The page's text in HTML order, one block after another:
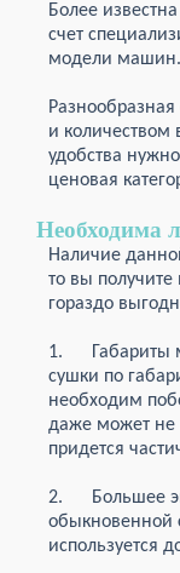
Более
счет
модели машин.
и
удобства
ценовая
Необходима
Наличие
то вы получите
гораздо
1.
сушки по
необходим
даже может не
придется
2. Большее
обыкновенной
используется